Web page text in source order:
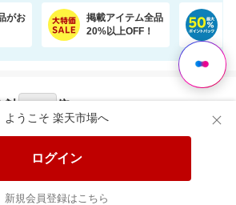
ようこそ 楽天市場へ
ログイン
新規会員登録はこちら
がお
掲載アイテム全品
20%以上OFF！
計 倍